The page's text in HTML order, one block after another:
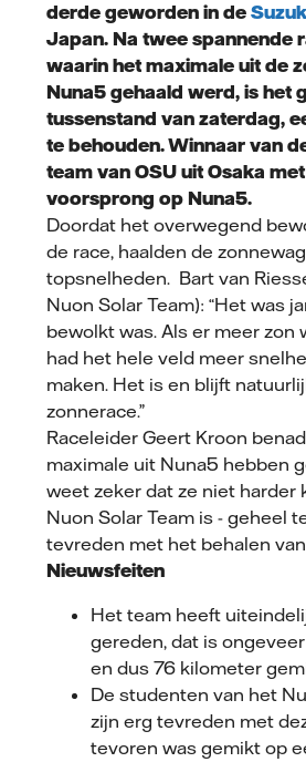
derde geworden in de
Japan. Na twee spannende
waarin het maximale uit de
Nuna5 gehaald werd, is het
tussenstand van zaterdag,
te behouden. Winnaar van
team van OSU uit Osaka
voorsprong op Nuna5.
Doordat het overwegend
de race, haalden de
topsnelheden. Bart van
Nuon Solar Team): “Het was
bewolkt was. Als er meer zon
had het hele veld meer
maken. Het is en blijft
zonnerace.”
Raceleider Geert Kroon
maximale uit Nuna5 hebben
weet zeker dat ze niet harder
Nuon Solar Team is - geheel
tevreden met het behalen
Nieuwsfeiten
Het team heeft
gereden, dat is
en dus 76 kilometer
De studenten van het
zijn erg tevreden met
tevoren was gemikt op